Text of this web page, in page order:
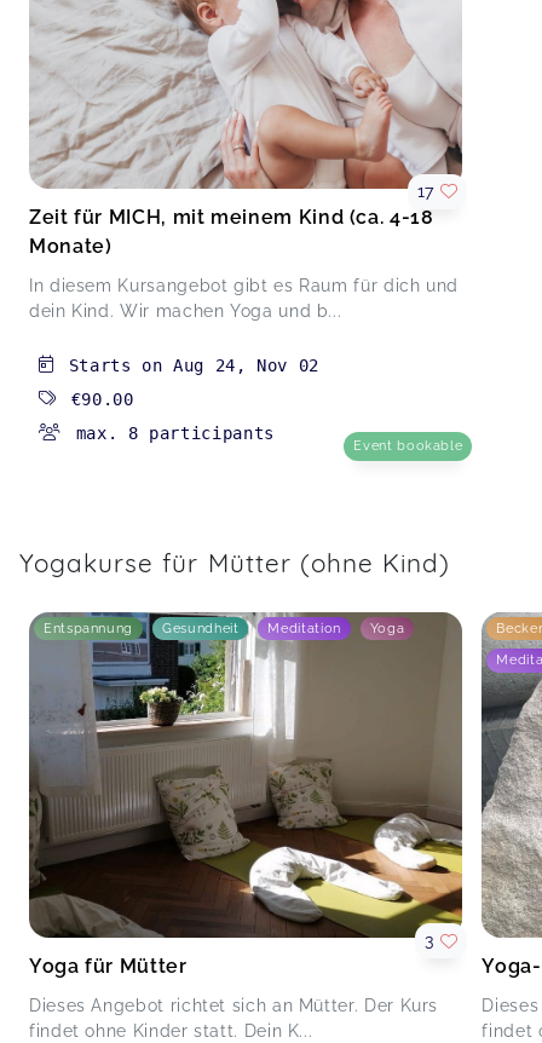
Zeit für MICH, mit meinem Kind (ca. 4-18
Monate)
In diesem Kursangebot gibt es Raum für dich und
dein Kind. Wir machen Yoga und b...
17
Starts onAug 24 , Nov 02
€90.00
max. 8 participants
Event bookable
Yogakurse für Mütter (ohne Kind)
Entspannung Gesundheit Meditation Yoga
Yoga für Mütter
Dieses Angebot richtet sich an Mütter. Der Kurs
findet ohne Kinder statt. Dein K...
3
findet